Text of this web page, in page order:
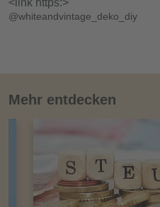
<link https:>
@whiteandvintage_deko_diy
Mehr entdecken